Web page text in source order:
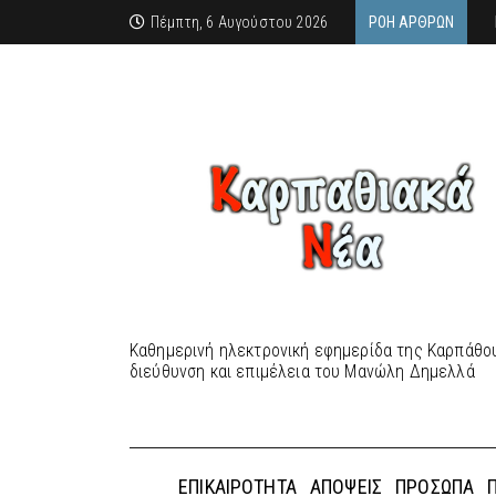
Πέμπτη, 6 Αυγούστου 2026 ΡΟΉ ΆΡΘΡΩΝ
Καθημερινή ηλεκτρονική εφημερίδα της
διεύθυνση και επιμέλεια του Μανώλη Δημελλά
ΕΠΙΚΑΙΡΌΤΗΤΑ ΑΠΌΨΕΙΣ ΠΡΌΣΩΠΑ